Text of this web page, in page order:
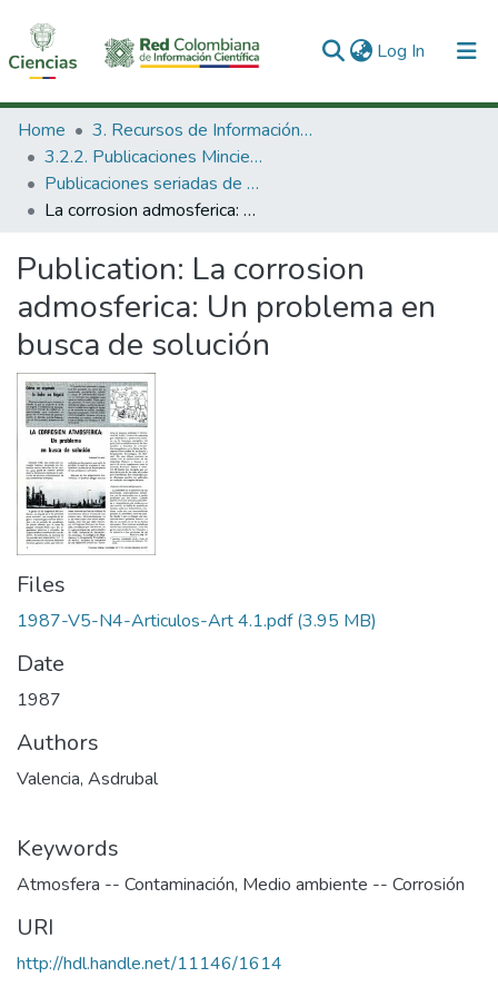
Log In (current)
Communities & Collections
All of DSpace
Statistics
Home
3. Recursos de Información Científica y Tecnológica
3.2.2. Publicaciones Minciencias
Publicaciones seriadas de Minciencias
La corrosion admosferica: Un problema en busca de solución
Publication: La corrosion
admosferica: Un problema en
busca de solución
Files
1987-V5-N4-Articulos-Art 4.1.pdf(3.95 MB)
Date
1987
Authors
Valencia, Asdrubal
Keywords
Atmosfera -- Contaminación, Medio ambiente -- Corrosión
URI
http://hdl.handle.net/11146/1614